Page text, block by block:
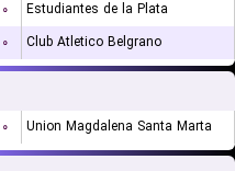
۰
Estudiantes de la Plata
۰ Club Atletico Belgrano
۰ Union Magdalena Santa Marta